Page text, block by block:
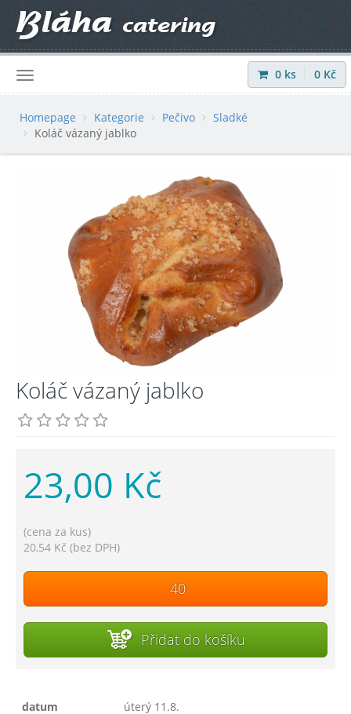
Přihlásit |Registrovat
0 ks 0 Kč
Homepage Kategorie Pečivo
Sladké
Koláč vázaný jablko
Koláč vázaný jablko
23,00 Kč
(cena za kus)
20,54 Kč (bez DPH)
Přidat do košíku
datum
úterý 11.8.